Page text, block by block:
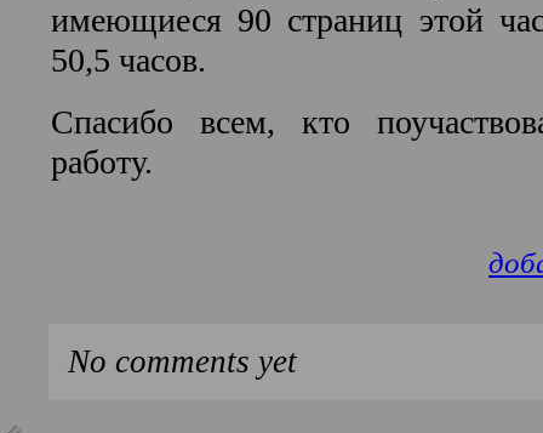
имеющиеся 90 страниц этой
50,5 часов.
Спасибо всем, кто
работу.
No comments yet